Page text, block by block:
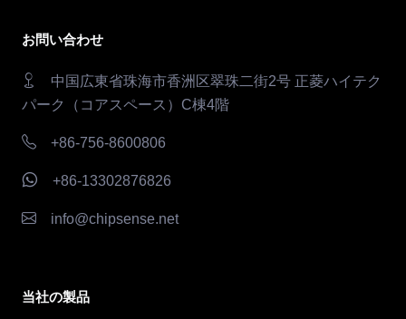
お問い合わせ
中国広東省珠海市香洲区翠珠二街2号 正菱ハイテク
パーク（コアスペース）C棟4階
+86-756-8600806
+86-13302876826
info@chipsense.net
当社の製品